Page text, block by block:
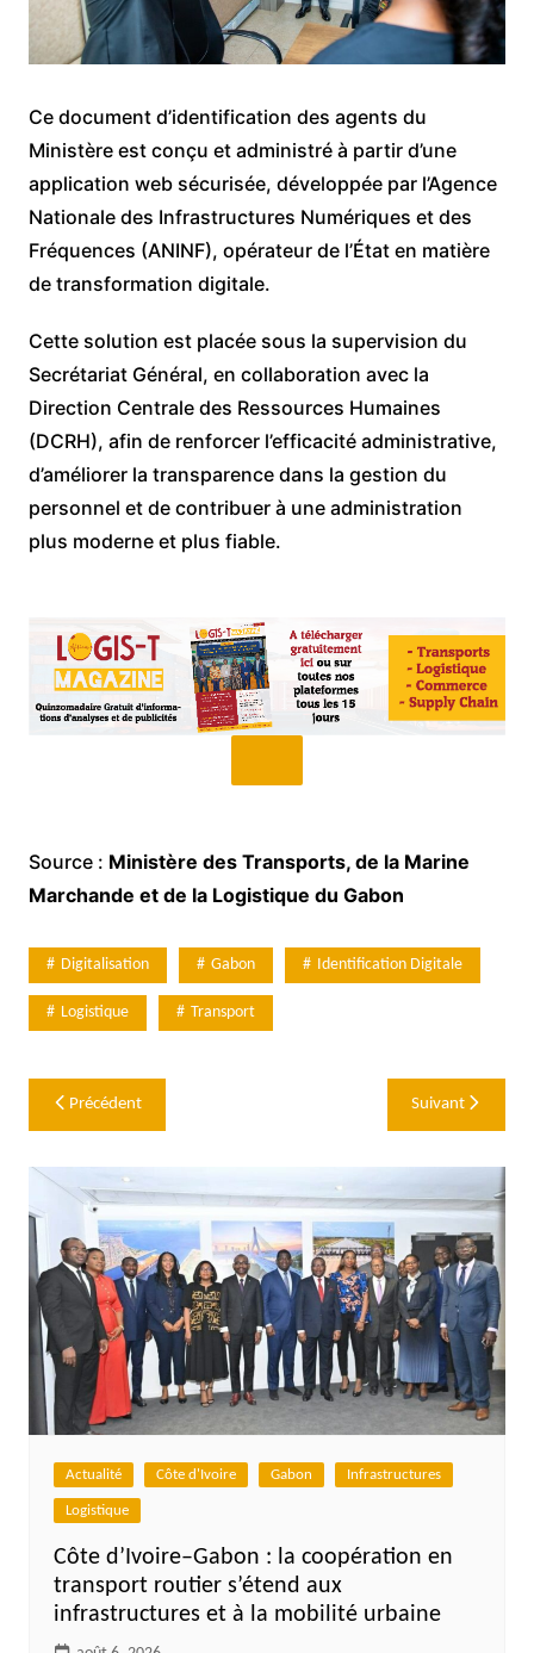
Ce document d’identification des agents du
Ministère est conçu et administré à partir d’une
application web sécurisée, développée par l’Agence
Nationale des Infrastructures Numériques et des
Fréquences (ANINF), opérateur de l’État en matière
de transformation digitale.
Cette solution est placée sous la supervision du
Secrétariat Général, en collaboration avec la
Direction Centrale des Ressources Humaines
(DCRH), afin de renforcer l’efficacité administrative,
d’améliorer la transparence dans la gestion du
personnel et de contribuer à une administration
plus moderne et plus fiable.
Source : Ministère des Transports, de la Marine
Marchande et de la Logistique du Gabon
Digitalisation Gabon Identification Digitale
Logistique Transport
Navigation
de
l’article
Précédent Suivant
Actualité Côte d'Ivoire Gabon Infrastructures
Logistique
Côte d’Ivoire–Gabon : la coopération en
transport routier s’étend aux
infrastructures et à la mobilité urbaine